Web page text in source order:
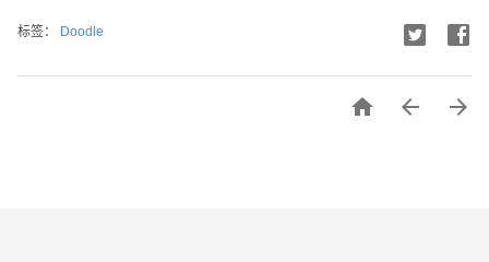
标签： Doodle
  